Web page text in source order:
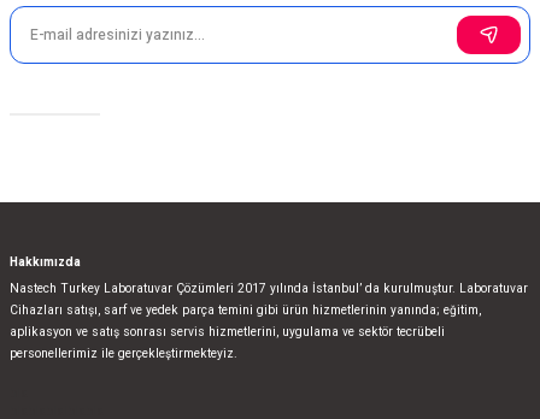
Hakkımızda
Nastech Turkey Laboratuvar Çözümleri 2017 yılında İstanbul’ da kurulmuştur. Laboratuvar
Cihazları satışı, sarf ve yedek parça temini gibi ürün hizmetlerinin yanında; eğitim,
aplikasyon ve satış sonrası servis hizmetlerini, uygulama ve sektör tecrübeli
personellerimiz ile gerçekleştirmekteyiz.